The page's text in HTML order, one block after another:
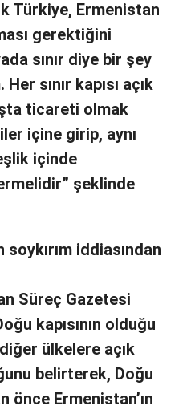
Türkiye, Ermenistan
gerektiğini
sınır diye bir şey
sınır kapısı açık
ticareti olmak
içine girip, aynı
içinde
şeklinde
soykırım iddiasından
Süreç Gazetesi
kapısının olduğu
diğer ülkelere açık
belirterek, Doğu
önce Ermenistan’ın